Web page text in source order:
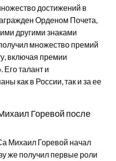
достижений в
Орденом Почета,
другими знаками
множество премий
включая премии
Его талант и
как в России, так и за ее
Горевой после
Михаил Горевой начал
же получил первые роли